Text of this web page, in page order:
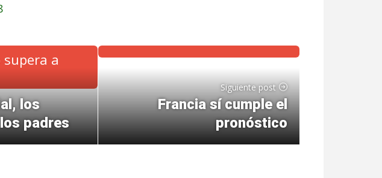
los
padres
Siguiente post
Francia sí cumple el
pronóstico